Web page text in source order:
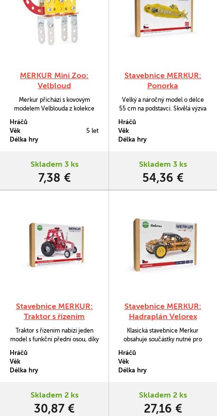
MERKUR Mini Zoo:
Velbloud
Merkur přichází s kovovým
modelem Velblouda z kolekce
součástek. V balení najdete
podrobný návod, Merkur sadu
nářadí a unikátní Merkur díly.
vás neomezí v jakékoli modifikaci
sestavit podle přiloženého…
Hráčů
Věk
5 let
Délka hry
Skladem 3 ks
7,38 €
Stavebnice MERKUR:
Ponorka
Velký a náročný model o délce
55 cm na podstavci. Skvělá výzva
precizní práci. Žlutá ponorka se
bude skvěle vyjímat na každé
Hráčů
Věk
Délka hry
Skladem 3 ks
54,36 €
Stavebnice MERKUR:
Traktor s řízením
Traktor s řízením nabízí jeden
model s funkční přední osou, díky
Skvělá stavebnice pro ty, kdo
chtějí zažít opravdové řízení v
malém měřítku.
Hráčů
Věk
Délka hry
Skladem 2 ks
30,87 €
Stavebnice MERKUR:
Hadraplán Velorex
Klasická stavebnice Merkur
obsahuje součástky nutné pro
najdete podrobný návod, Merkur
sadu nářadí a unikátní Merkur
Hráčů
Věk
Délka hry
Skladem 2 ks
27,16 €